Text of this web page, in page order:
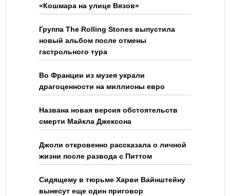
«Кошмара на улице Вязов»
Группа The Rolling Stones выпустила
новый альбом после отмены
гастрольного тура
Во Франции из музея украли
драгоценности на миллионы евро
Названа новая версия обстоятельств
смерти Майкла Джексона
Джоли откровенно рассказала о личной
жизни после развода с Питтом
Сидящему в тюрьме Харви Вайнштейну
вынесут еще один приговор